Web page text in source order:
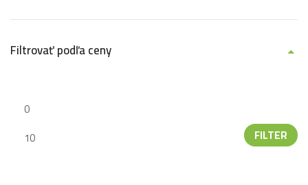
Filtrovať podľa ceny
FILTER